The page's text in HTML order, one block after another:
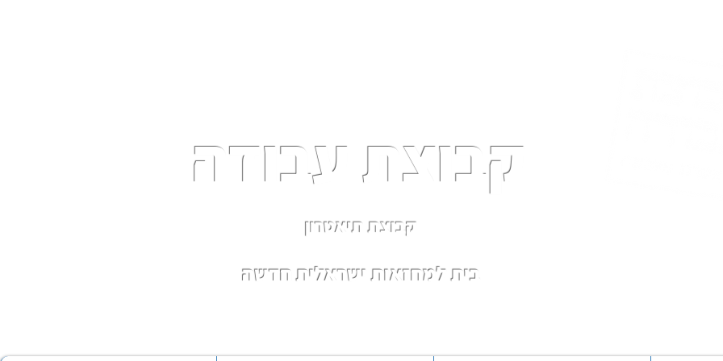
קבוצת עבודה
קבוצת תיאטרון
בית למחזאות ישראלית חדשה